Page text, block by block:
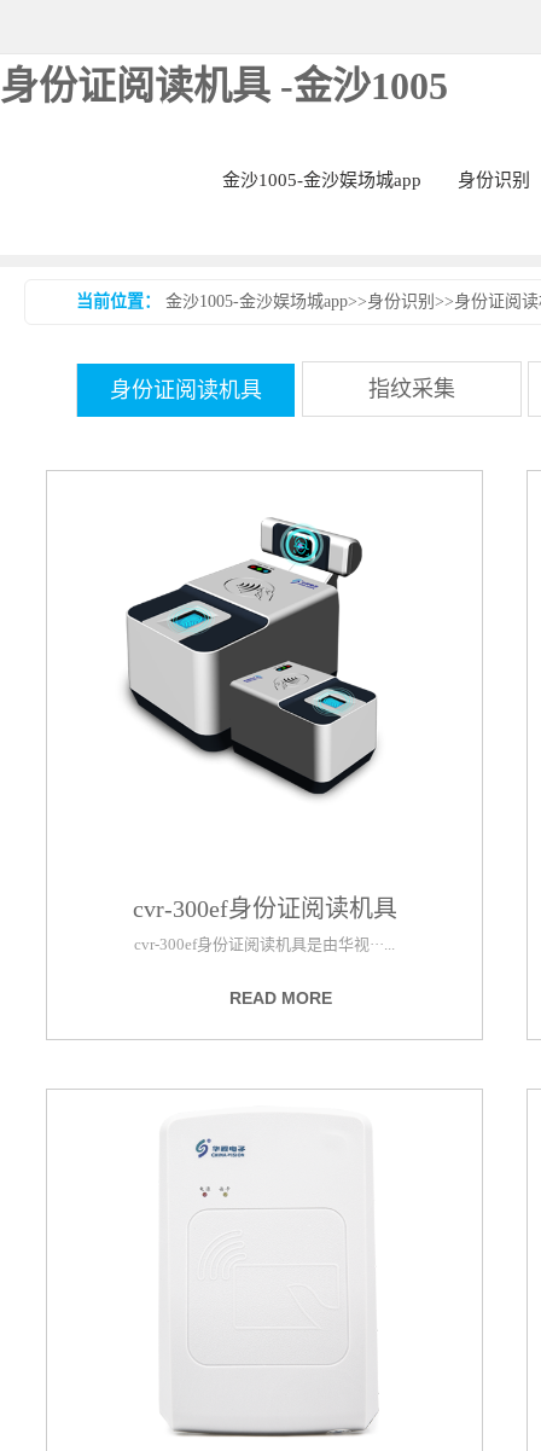
身份证阅读机具 -金沙1005
金沙1005-金沙娱场城app 身份识别
当前位置： 金沙1005-金沙娱场城app>>身份识别 >>身份证阅
身份证阅读机具 指纹采集
cvr-300ef身份证阅读机具
cvr-300ef身份证阅读机具是由华视···...
READ MORE